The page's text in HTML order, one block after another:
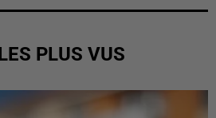
PLUS VUS